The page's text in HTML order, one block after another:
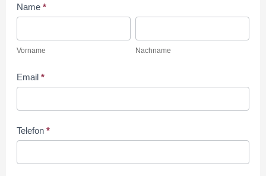
Kontakt
Name *
Vorname Nachname
Email *
Telefon *